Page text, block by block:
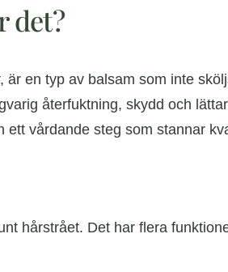
det?
en typ av balsam som inte
återfuktning, skydd och
vårdande steg som stannar
hårstrået. Det har flera